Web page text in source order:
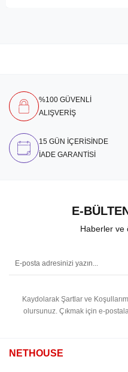
%100 GÜVENLİ
ALIŞVERİŞ
15 GÜN İÇERİSİNDE
İADE GARANTİSİ
E-
Haberler ve
Kaydolarak Şartlar ve
olursunuz. Çıkmak için e-
NETHOUSE